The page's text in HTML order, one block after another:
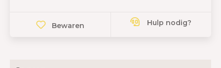
Bewaren Hulp nodig?